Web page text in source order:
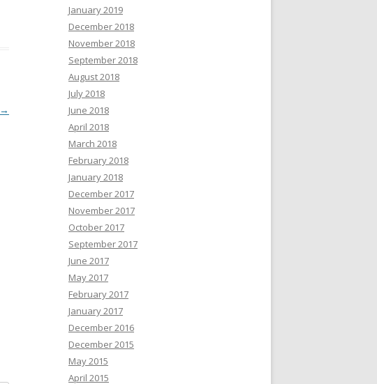
→
January 2019
December 2018
November 2018
September 2018
August 2018
July 2018
June 2018
April 2018
March 2018
February 2018
January 2018
December 2017
November 2017
October 2017
September 2017
June 2017
May 2017
February 2017
January 2017
December 2016
December 2015
May 2015
April 2015